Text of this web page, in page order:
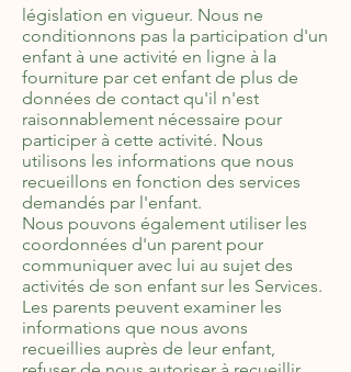
législation en vigueur. Nous ne
conditionnons pas la participation d'un
enfant à une activité en ligne à la
fourniture par cet enfant de plus de
données de contact qu'il n'est
raisonnablement nécessaire pour
participer à cette activité. Nous
utilisons les informations que nous
recueillons en fonction des services
demandés par l'enfant.
Nous pouvons également utiliser les
coordonnées d'un parent pour
communiquer avec lui au sujet des
activités de son enfant sur les Services.
Les parents peuvent examiner les
informations que nous avons
recueillies auprès de leur enfant,